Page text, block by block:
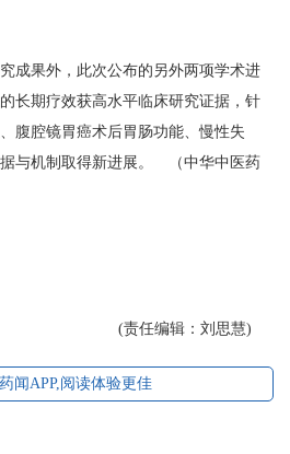
成果外，此次公布的另外两项学术进
长期疗效获高水平临床研究证据，针
腹腔镜胃癌术后胃肠功能、慢性失
与机制取得新进展。 （中华中医药
(责任编辑：刘思慧)
闻APP,阅读体验更佳